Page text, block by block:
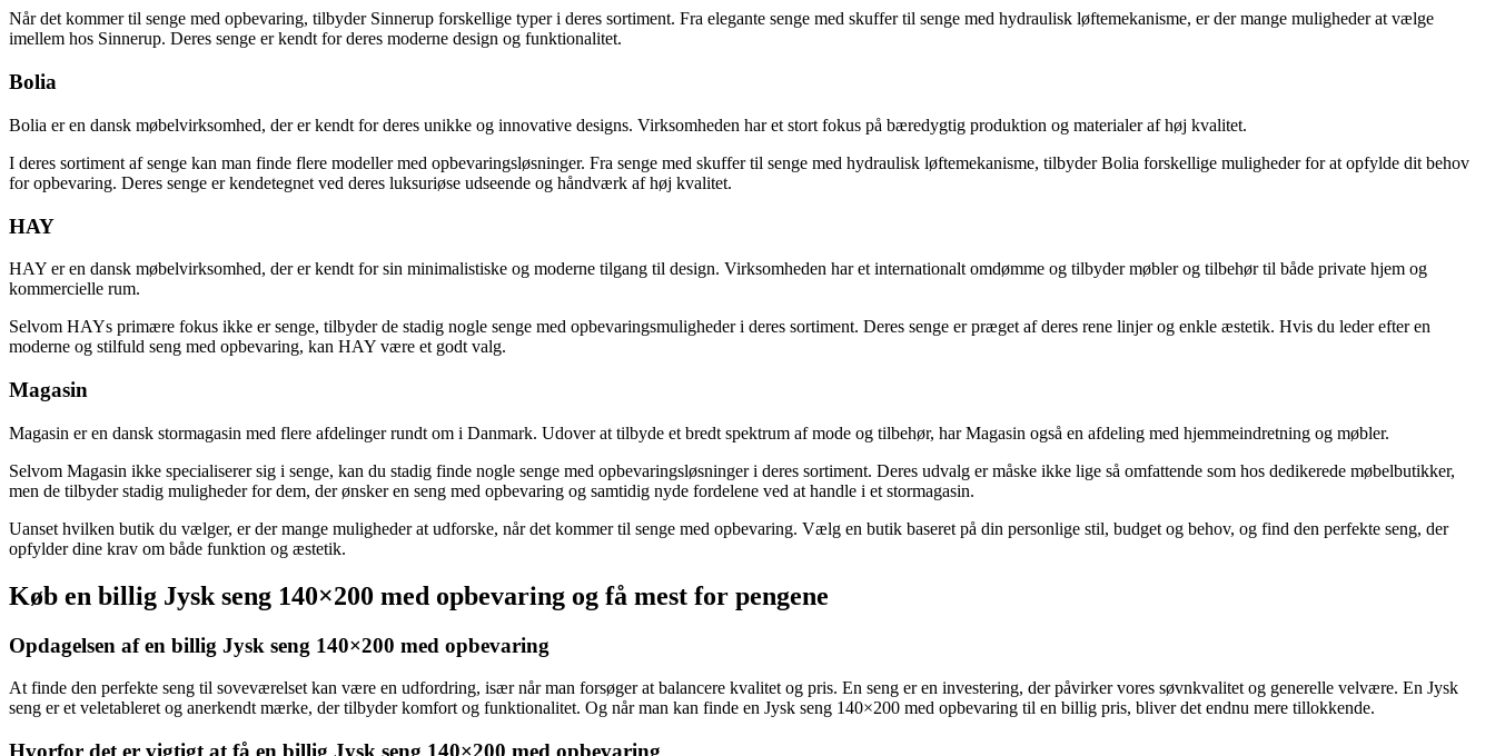
Når det kommer til senge med opbevaring, tilbyder Sinnerup forskellige typer i deres sortiment. Fra elegante senge med skuffer til senge med hydraulisk løftemekanisme, er der mange muligheder at vælge
imellem hos Sinnerup. Deres senge er kendt for deres moderne design og funktionalitet.
Bolia
Bolia er en dansk møbelvirksomhed, der er kendt for deres unikke og innovative designs. Virksomheden har et stort fokus på bæredygtig produktion og materialer af høj kvalitet.
I deres sortiment af senge kan man finde flere modeller med opbevaringsløsninger. Fra senge med skuffer til senge med hydraulisk løftemekanisme, tilbyder Bolia forskellige muligheder for at opfylde dit behov
for opbevaring. Deres senge er kendetegnet ved deres luksuriøse udseende og håndværk af høj kvalitet.
HAY
HAY er en dansk møbelvirksomhed, der er kendt for sin minimalistiske og moderne tilgang til design. Virksomheden har et internationalt omdømme og tilbyder møbler og tilbehør til både private hjem og
kommercielle rum.
Selvom HAYs primære fokus ikke er senge, tilbyder de stadig nogle senge med opbevaringsmuligheder i deres sortiment. Deres senge er præget af deres rene linjer og enkle æstetik. Hvis du leder efter en
moderne og stilfuld seng med opbevaring, kan HAY være et godt valg.
Magasin
Magasin er en dansk stormagasin med flere afdelinger rundt om i Danmark. Udover at tilbyde et bredt spektrum af mode og tilbehør, har Magasin også en afdeling med hjemmeindretning og møbler.
Selvom Magasin ikke specialiserer sig i senge, kan du stadig finde nogle senge med opbevaringsløsninger i deres sortiment. Deres udvalg er måske ikke lige så omfattende som hos dedikerede møbelbutikker,
men de tilbyder stadig muligheder for dem, der ønsker en seng med opbevaring og samtidig nyde fordelene ved at handle i et stormagasin.
Uanset hvilken butik du vælger, er der mange muligheder at udforske, når det kommer til senge med opbevaring. Vælg en butik baseret på din personlige stil, budget og behov, og find den perfekte seng, der
opfylder dine krav om både funktion og æstetik.
Køb en billig Jysk seng 140×200 med opbevaring og få mest for pengene
Opdagelsen af ​​en billig Jysk seng 140×200 med opbevaring
At finde den perfekte seng til soveværelset kan være en udfordring, især når man forsøger at balancere kvalitet og pris. En seng er en investering, der påvirker vores søvnkvalitet og generelle velvære. En Jysk
seng er et veletableret og anerkendt mærke, der tilbyder komfort og funktionalitet. Og når man kan finde en Jysk seng 140×200 med opbevaring til en billig pris, bliver det endnu mere tillokkende.
Hvorfor det er vigtigt at få en billig Jysk seng 140×200 med opbevaring